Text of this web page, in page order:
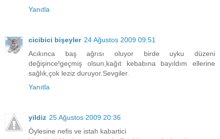
Yanıtla
cicibici bişeyler 24 Ağustos 2009 09:51
Acıkınca baş ağrısı oluyor birde uyku düzeni
değişince!geçmiş olsun,kağıt kebabına bayıldım ellerine
sağlık,çok leziz duruyor.Sevgiler.
Yanıtla
yildiz 25 Ağustos 2009 20:36
Öylesine nefis ve istah kabartici